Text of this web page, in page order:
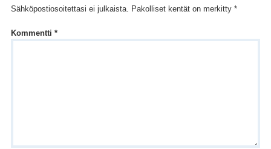
Sähköpostiosoitettasi ei julkaista. Pakolliset kentät on merkitty *
Kommentti *